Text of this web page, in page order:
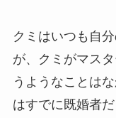
クミはいつも自
が、クミがマス
うようなことは
はすでに既婚者だ